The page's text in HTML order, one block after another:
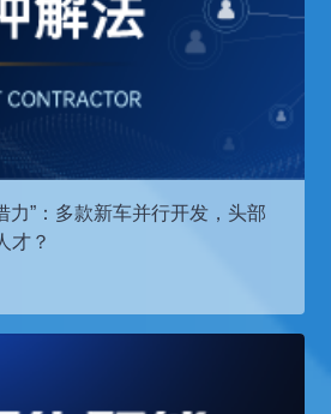
力”：多款新车并行开发，头部
才？